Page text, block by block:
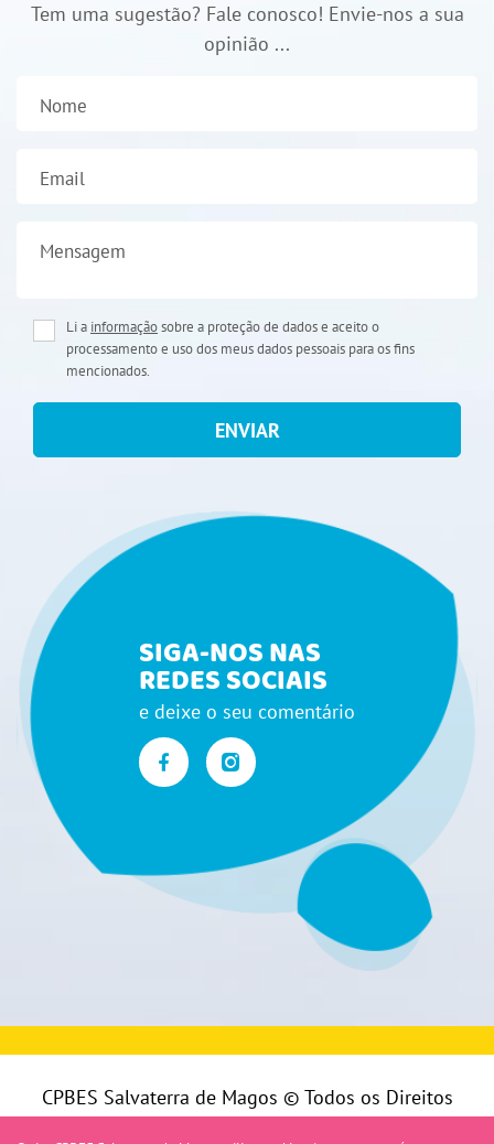
Tem uma sugestão? Fale conosco! Envie-nos a sua
opinião ...
Nome
Email
Mensagem
Li a informaçãosobre a proteção de dados e aceito o
processamento e uso dos meus dados pessoais para os fins
mencionados.
ENVIAR
SIGA-NOS NAS
REDES SOCIAIS
e deixe o seu comentário
CPBES Salvaterra de Magos © Todos os Direitos